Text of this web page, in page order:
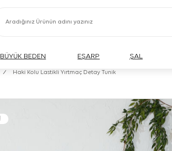
BÜYÜK BEDEN EŞARP ŞAL
/ Haki Kolu Lastikli Yırtmaç Detay Tunik